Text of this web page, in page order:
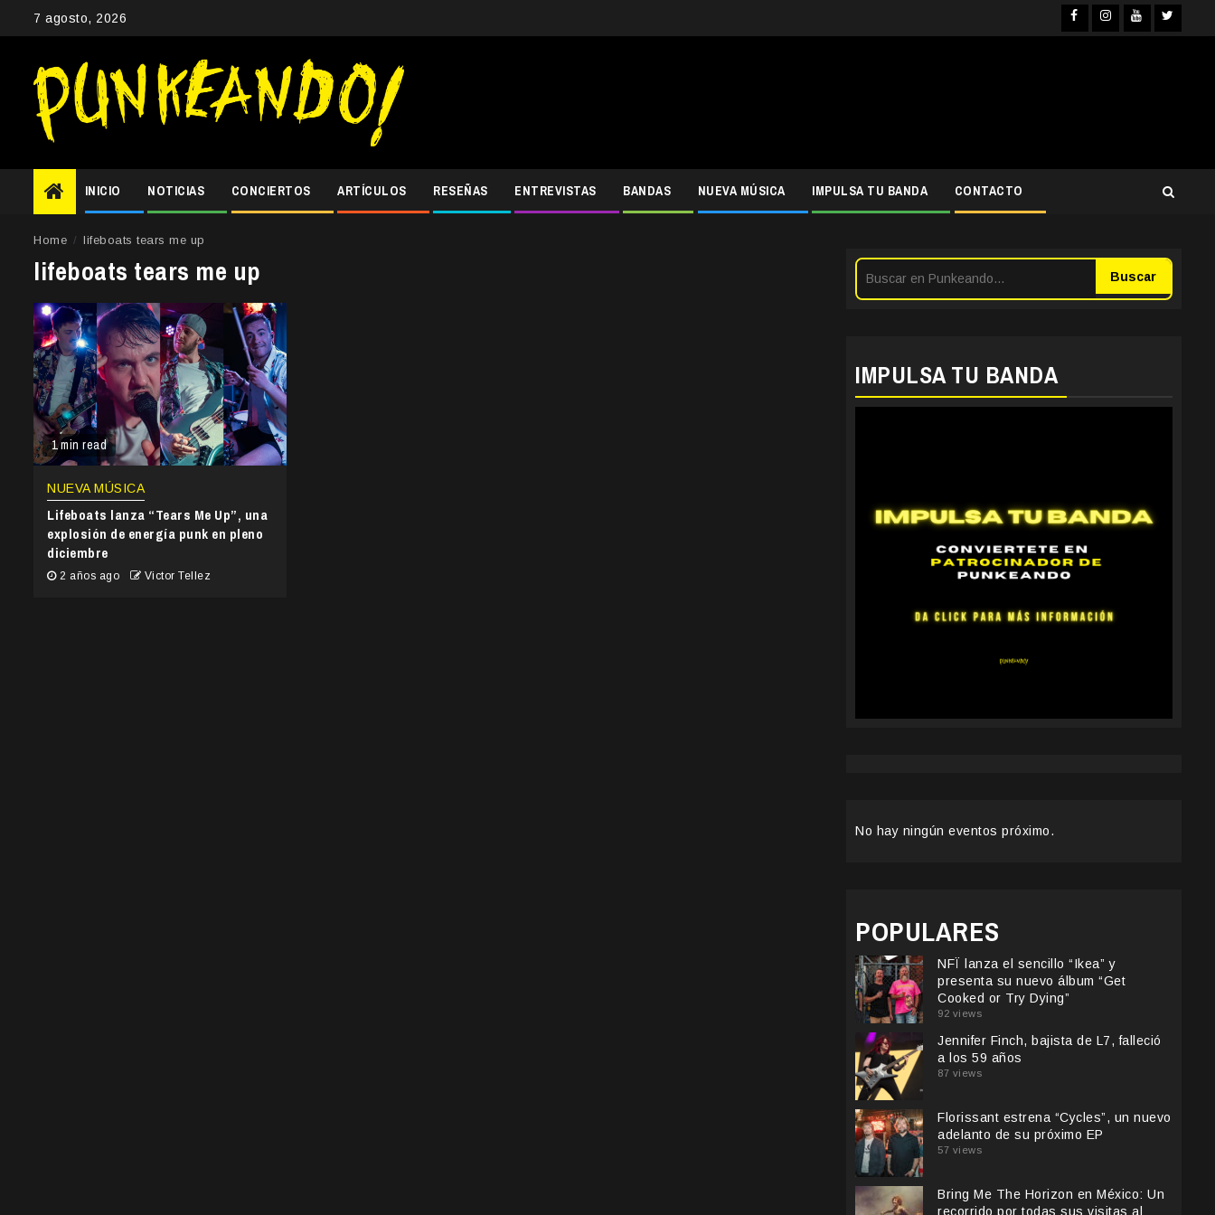
7 agosto, 2026 Facebook
Instagram
INICIO NOTICIAS CONCIERTOS ARTÍCULOS RESEÑAS ENTREVISTAS BANDAS NUEVA MÚSICA IMPULSA TU BANDA CONTACTO
Home lifeboats tears me up
lifeboats tears me up
1 min read
NUEVA MÚSICA
Lifeboats lanza “Tears Me Up”, una
explosión de energía punk en pleno
diciembre
2 años ago Victor Tellez
Buscar
IMPULSA TU BANDA
No hay ningún eventos próximo.
POPULARES
NFÏ lanza el sencillo “Ikea” y
presenta su nuevo álbum “Get
Cooked or Try Dying”
92 views
Jennifer Finch, bajista de L7, falleció
a los 59 años
87 views
Florissant estrena “Cycles”, un nuevo
adelanto de su próximo EP
57 views
Bring Me The Horizon en México: Un
recorrido por todas sus visitas al